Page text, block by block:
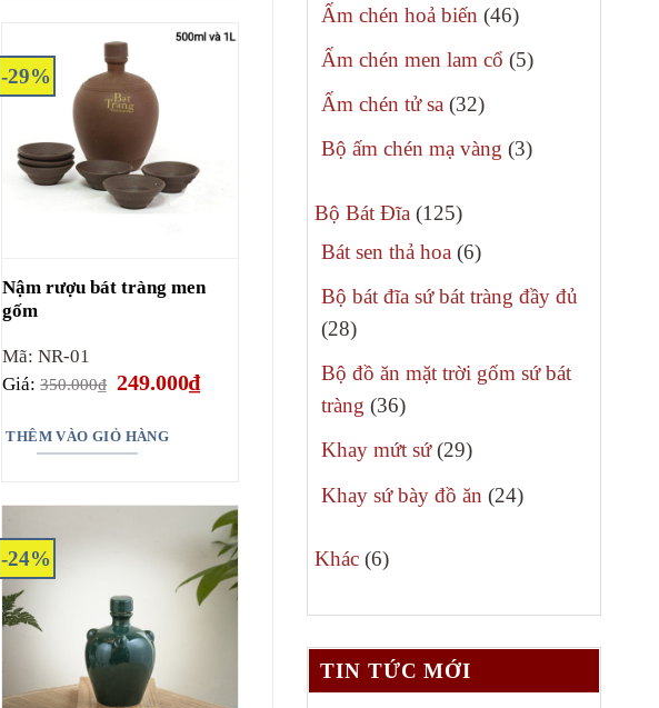
Ấm chén hoả biến 4646
phẩm
Ấm chén men lam cổ 55
Ấm chén tử sa 3232
phẩm
Bộ ấm chén mạ vàng 33
Bộ Bát Đĩa 125125
sản
Bát sen thả hoa 66
phẩm
Bộ bát đĩa sứ bát tràng đầy đủ
2828
sản
Bộ đồ ăn mặt trời gốm sứ bát
tràng
3636
phẩm
Khay mứt sứ 2929
phẩm
Khay sứ bày đồ ăn 2424
Khác 66
phẩm
TIN TỨC MỚI
-29%
Nậm rượu bát tràng men
gốm
Mã: NR-01
Giá:350.000₫ Giá
gốc
350.000₫.
249.000₫Giá
hiện
THÊM VÀO GIỎ HÀNG
-24%